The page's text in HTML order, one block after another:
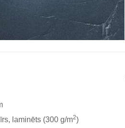
laminēts (300 g/m2)